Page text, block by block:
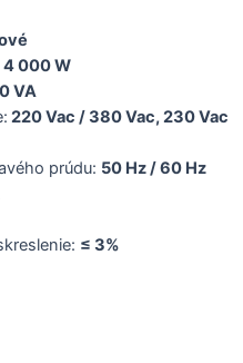
4 000 W
VA
220 Vac / 380 Vac, 230 Vac
prúdu: 50 Hz / 60 Hz
≤ 3%